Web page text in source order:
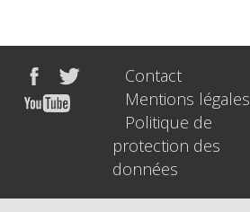
Contact
Mentions légales
Politique de
protection des
données